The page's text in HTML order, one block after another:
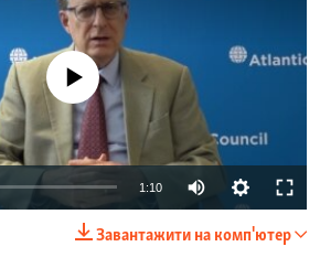
source currently available
1:10
Завантажити на комп'ютер